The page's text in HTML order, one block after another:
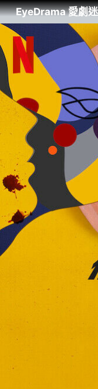
EyeDrama 愛劇迷